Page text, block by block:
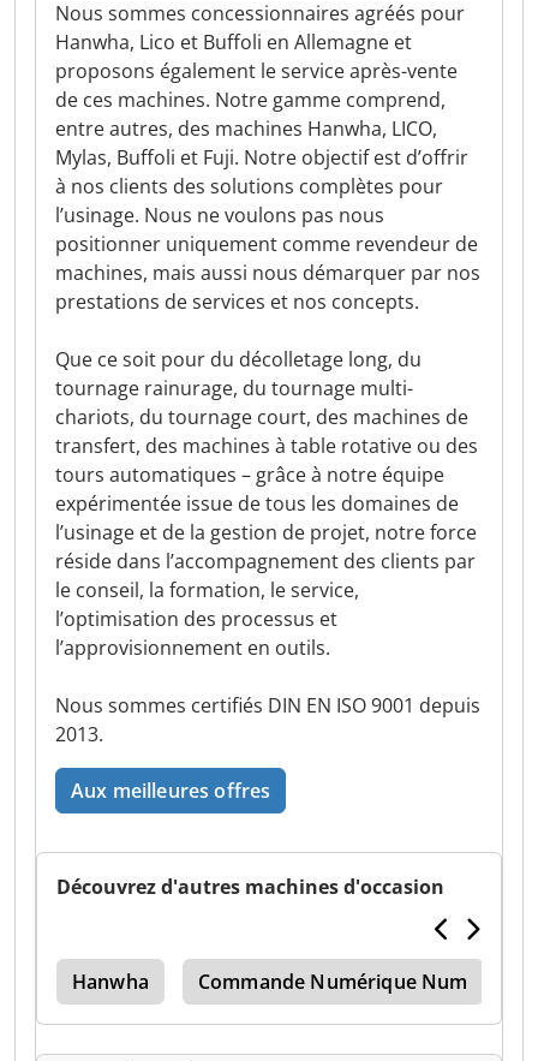
Nous sommes concessionnaires agréés pour
Hanwha, Lico et Buffoli en Allemagne et
proposons également le service après-vente
de ces machines. Notre gamme comprend,
entre autres, des machines Hanwha, LICO,
Mylas, Buffoli et Fuji. Notre objectif est d’offrir
à nos clients des solutions complètes pour
l’usinage. Nous ne voulons pas nous
positionner uniquement comme revendeur de
machines, mais aussi nous démarquer par nos
prestations de services et nos concepts.
Que ce soit pour du décolletage long, du
tournage rainurage, du tournage multi-
chariots, du tournage court, des machines de
transfert, des machines à table rotative ou des
tours automatiques – grâce à notre équipe
expérimentée issue de tous les domaines de
l’usinage et de la gestion de projet, notre force
réside dans l’accompagnement des clients par
le conseil, la formation, le service,
l’optimisation des processus et
l’approvisionnement en outils.
Nous sommes certifiés DIN EN ISO 9001 depuis
2013.
Aux meilleures offres
Découvrez d'autres machines d'occasion
Hanwha Commande Numérique Num